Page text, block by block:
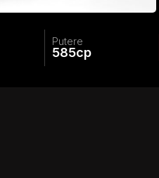
Putere
585cp